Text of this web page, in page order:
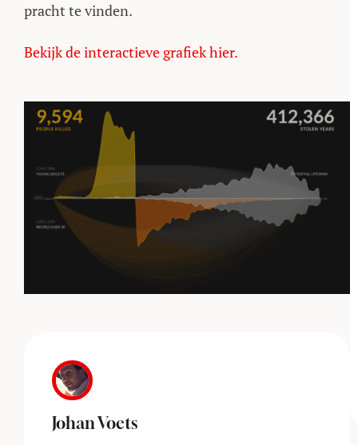
pracht te vinden.
Bekijk de interactieve grafiek hier.
Johan Voets